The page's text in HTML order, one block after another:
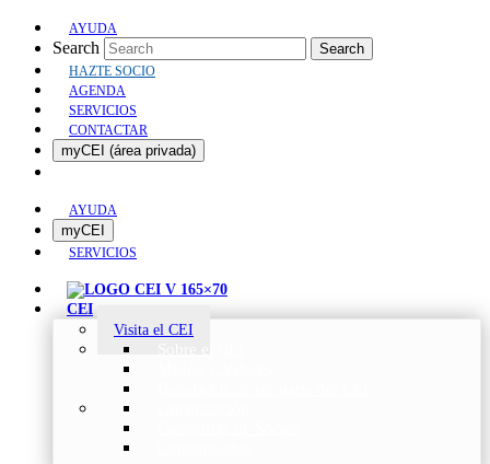
AYUDA
Search Search
HAZTE SOCIO
AGENDA
SERVICIOS
CONTACTAR
myCEI (área privada)
AYUDA
myCEI
SERVICIOS
CEI
Visita el CEI